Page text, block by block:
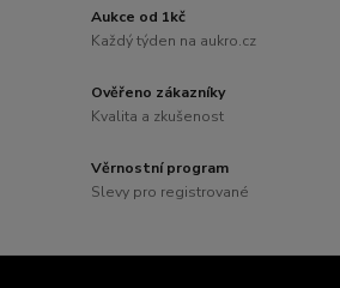
Aukce od 1kč
Každý týden na aukro.cz
Ověřeno zákazníky
Kvalita a zkušenost
Věrnostní program
Slevy pro registrované